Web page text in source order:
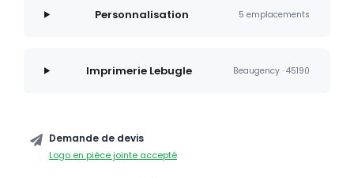
Personnalisation 5 emplacements
Imprimerie Lebugle Beaugency · 45190
Demande de devis
Logo en pièce jointe accepté